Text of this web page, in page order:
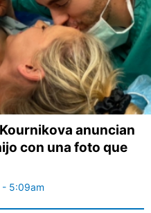
anuncian
con una foto que
5:09am